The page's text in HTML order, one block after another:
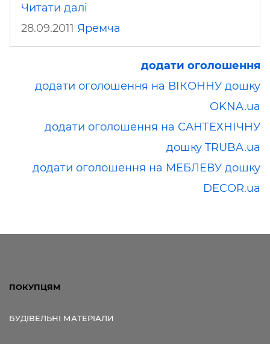
Читати далі
28.09.2011 Яремча
додати оголошення
додати оголошення на ВІКОННУ дошку
OKNA.ua
додати оголошення на САНТЕХНІЧНУ
дошку TRUBA.ua
додати оголошення на МЕБЛЕВУ дошку
DECOR.ua
ПОКУПЦЯМ
БУДІВЕЛЬНІ МАТЕРІАЛИ